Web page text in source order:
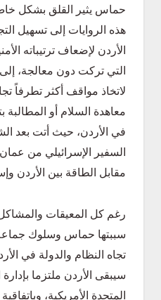
حماس يثير القلق بشكل
هذه الروايات إلى تسهيل
الأردن لإضعاف ترتيباته
التي تركت دون معالجة،
لاتخاذ مواقف أكثر تطرفاً
معاهدة السلام أو المطالبة
في الأردن، حيث أتت بعد
السفير الإسرائيلي من
مقابل الطاقة بين الأردن
رغم كل المعيقات والمشاكل
سببتها حماس وسلوك
تجاه النظام والدولة في
سيبقى الأردن ملتزما بإدارة
المتحدة الأمريكية،